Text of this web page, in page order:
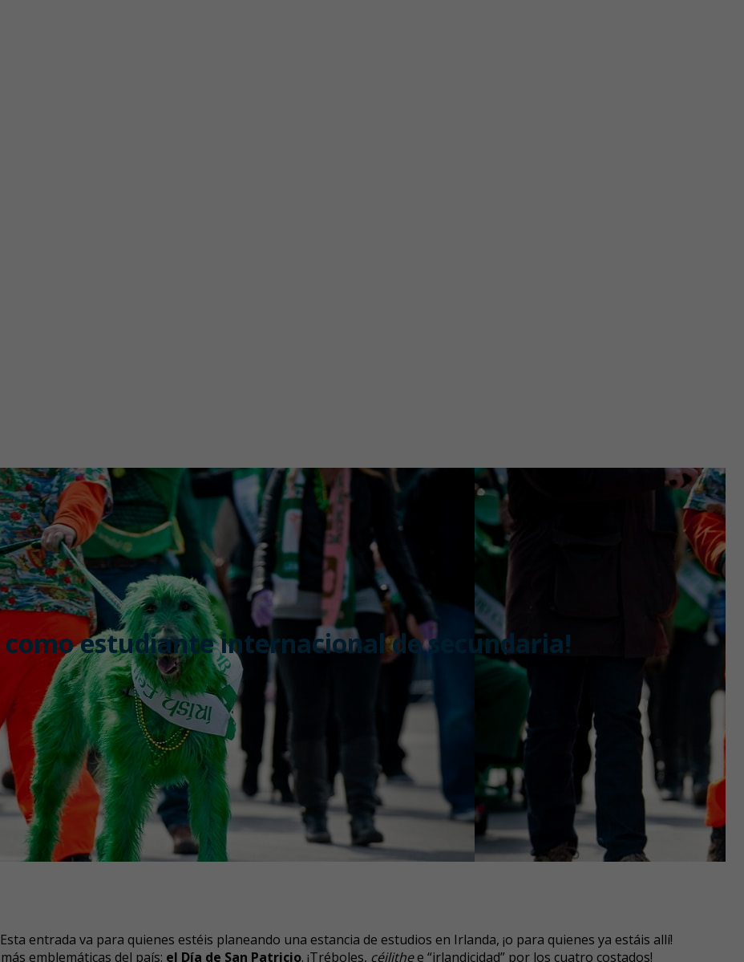
como estudiante internacional de secundaria!
entrada va para quienes estéis planeando una estancia de estudios en Irlanda, ¡o para quienes ya estáis allí!
emblemáticas del país: el Día de San Patricio. ¡Tréboles, céilithee “irlandicidad” por los cuatro costados!